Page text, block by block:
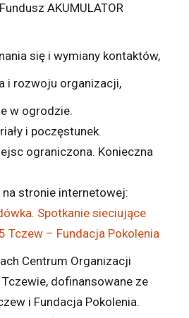
AKUMULATOR
się i wymiany kontaktów,
i rozwoju organizacji,
w ogrodzie.
i poczęstunek.
ograniczona. Konieczna
na stronie internetowej:
Spotkanie sieciujące
Tczew – Fundacja Pokolenia
Centrum Organizacji
dofinansowane ze
i Fundacja Pokolenia.